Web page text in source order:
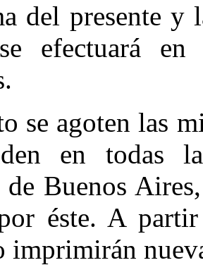
del presente y
efectuará
se agoten las
en todas
Buenos
éste. A
imprimirán